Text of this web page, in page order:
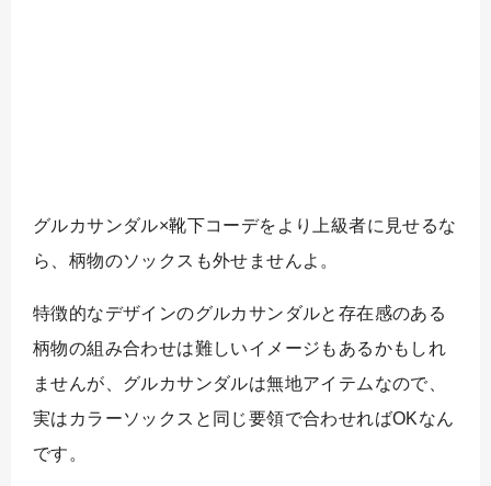
グルカサンダル×靴下コーデをより上級者に見せるな
ら、柄物のソックスも外せませんよ。
特徴的なデザインのグルカサンダルと存在感のある
柄物の組み合わせは難しいイメージもあるかもしれ
ませんが、グルカサンダルは無地アイテムなので、
実はカラーソックスと同じ要領で合わせればOKなん
です。